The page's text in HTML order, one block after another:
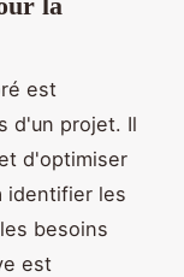
est
d'un projet. Il
d'optimiser
identifier les
besoins
est